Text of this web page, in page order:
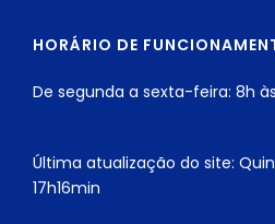
HORÁRIO DE
De segunda a sexta-feira: 8h às
Última atualização do site:
17h16min